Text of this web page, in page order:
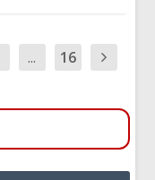
... 16